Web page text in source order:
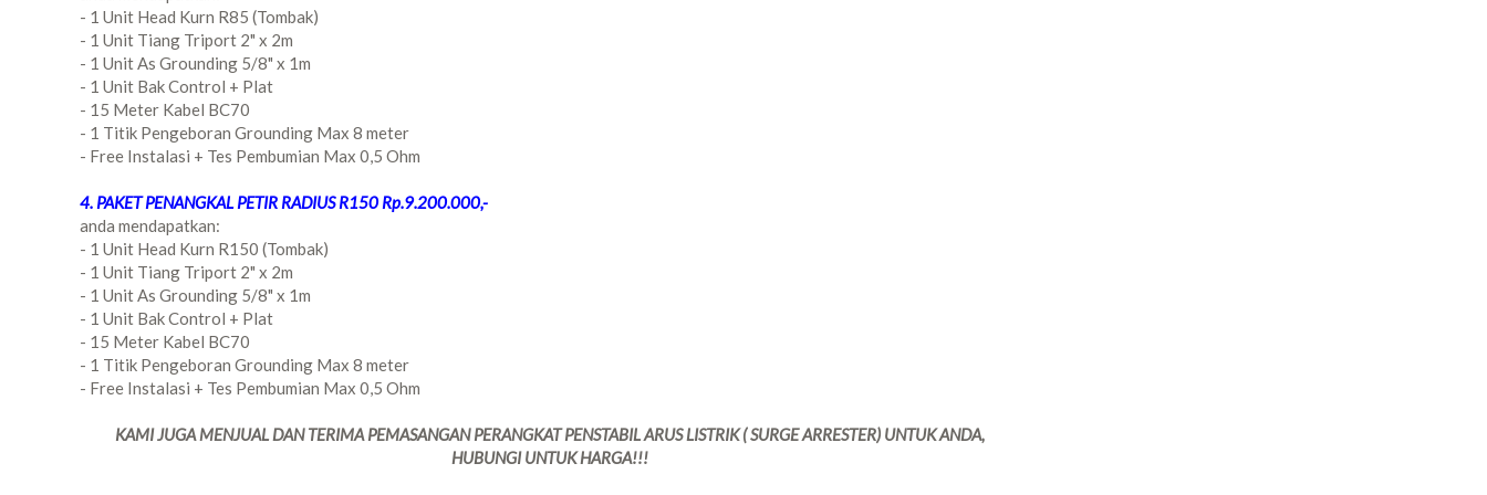
- 1 Unit Head Kurn R85 (Tombak)
- 1 Unit Tiang Triport 2" x 2m
- 1 Unit As Grounding 5/8" x 1m
- 1 Unit Bak Control + Plat
- 15 Meter Kabel BC70
- 1 Titik Pengeboran Grounding Max 8 meter
- Free Instalasi + Tes Pembumian Max 0,5 Ohm
4. PAKET PENANGKAL PETIR RADIUS R150 Rp.9.200.000,-
anda mendapatkan:
- 1 Unit Head Kurn R150 (Tombak)
- 1 Unit Tiang Triport 2" x 2m
- 1 Unit As Grounding 5/8" x 1m
- 1 Unit Bak Control + Plat
- 15 Meter Kabel BC70
- 1 Titik Pengeboran Grounding Max 8 meter
- Free Instalasi + Tes Pembumian Max 0,5 Ohm
KAMI JUGA MENJUAL DAN TERIMA PEMASANGAN PERANGKAT PENSTABIL ARUS LISTRIK ( SURGE ARRESTER) UNTUK ANDA,
HUBUNGI UNTUK HARGA!!!